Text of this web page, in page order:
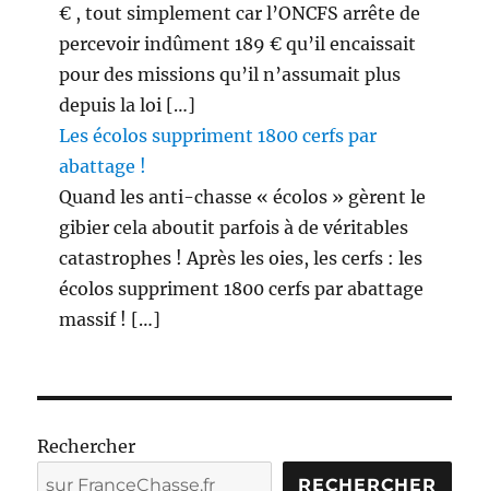
€ , tout simplement car l’ONCFS arrête de
percevoir indûment 189 € qu’il encaissait
pour des missions qu’il n’assumait plus
depuis la loi […]
Les écolos suppriment 1800 cerfs par
abattage !
Quand les anti-chasse « écolos » gèrent le
gibier cela aboutit parfois à de véritables
catastrophes ! Après les oies, les cerfs : les
écolos suppriment 1800 cerfs par abattage
massif ! […]
Rechercher
RECHERCHER